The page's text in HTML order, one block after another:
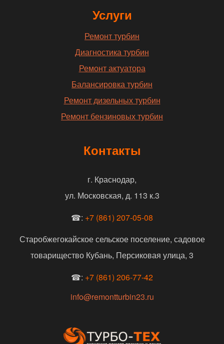
Услуги
Ремонт турбин
Диагностика турбин
Ремонт актуатора
Балансировка турбин
Ремонт дизельных турбин
Ремонт бензиновых турбин
Контакты
г. Краснодар,
ул. Московская, д. 113 к.3
☎: +7 (861) 207-05-08
Старобжегокайское сельское поселение, садовое
товарищество Кубань, Персиковая улица, 3
☎: +7 (861) 206-77-42
info@remontturbin23.ru